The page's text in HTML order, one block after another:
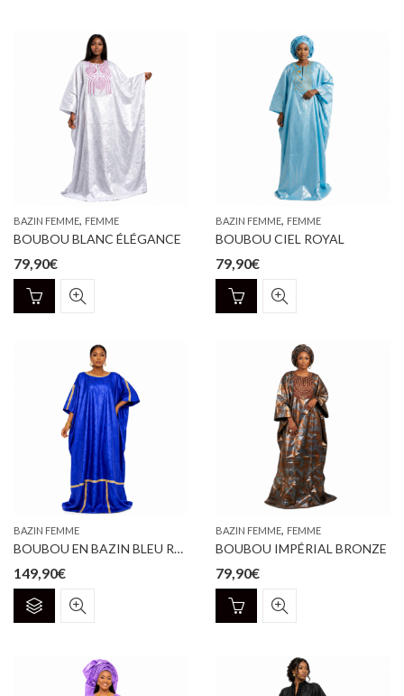
plusieurs
variations.
Les
options
peuvent
être
choisies
la
du
variations.
options
peuvent
être
choisies
du
BAZIN FEMME, FEMME
BOUBOU BLANC ÉLÉGANCE
79,90€
BAZIN FEMME, FEMME
BOUBOU CIEL ROYAL
79,90€
BAZIN FEMME
BOUBOU EN BAZIN BLEU ROI & GARNITURE DORÉE
149,90€
produit
plusieurs
variations.
BAZIN FEMME, FEMME
BOUBOU IMPÉRIAL BRONZE
79,90€